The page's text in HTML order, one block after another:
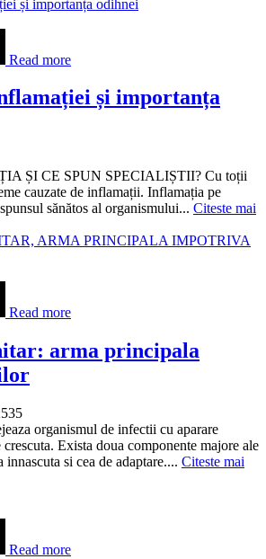
Read more
și importanța
ȘI CE SPUN SPECIALIȘTII? Cu toții
cauzate de inflamații. Inflamația pe
sănătos al organismului... Citeste mai
Read more
arma principala
organismul de infectii cu aparare
Exista doua componente majore ale
si cea de adaptare.... Citeste mai
Read more